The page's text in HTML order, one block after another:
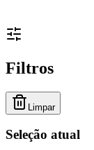
Filtros
Limpar
Seleção atual